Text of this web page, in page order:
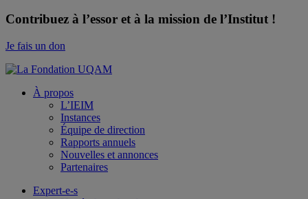
Contribuez à l’essor et à la mission de l’Institut !
Je fais un don
À propos
L’IEIM
Instances
Équipe de direction
Rapports annuels
Nouvelles et annonces
Partenaires
Expert-e-s